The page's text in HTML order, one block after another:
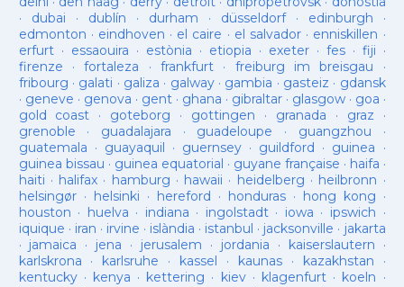
· dubai · dublín · durham · düsseldorf· edinburgh ·
edmonton · eindhoven · el caire · el salvador · enniskillen ·
erfurt· essaouira · estònia · etiopia · exeter· fes· fiji ·
firenze ·fortaleza · frankfurt· freiburg im breisgau ·
fribourg · galati · galiza · galway· gambia · gasteiz · gdansk
· geneve · genova · gent· ghana · gibraltar· glasgow· goa ·
gold coast · goteborg · gottingen · granada · graz ·
grenoble · guadalajara · guadeloupe · guangzhou ·
guatemala · guayaquil · guernsey· guildford · guinea ·
guinea bissau · guinea equatorial · guyane française · haifa ·
haiti · halifax · hamburg · hawaii · heidelberg · heilbronn ·
helsingør· helsinki · hereford · honduras· hong kong ·
houston · huelva · indiana · ingolstadt· iowa · ipswich ·
iquique · iran · irvine · islàndia · istanbul · jacksonville · jakarta
· jamaica · jena · jerusalem · jordania · kaiserslautern ·
karlskrona · karlsruhe · kassel · kaunas· kazakhstan ·
kentucky· kenya · kettering · kiev· klagenfurt · koeln ·